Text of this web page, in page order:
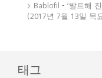
Bablofil - ‘발트해
(2017년 7월 13일 목
태그